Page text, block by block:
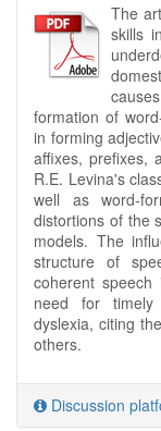
The
skills
formation of
in forming
affixes, prefixes,
R.E. Levina's
well as word-
distortions of the
models. The
structure of
coherent
need for timely
dyslexia, citing
others.
Discussion